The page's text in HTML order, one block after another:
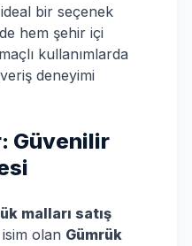
bir seçenek
hem şehir içi
kullanımlarda
deneyimi
Güvenilir
malları satış
olan Gümrük